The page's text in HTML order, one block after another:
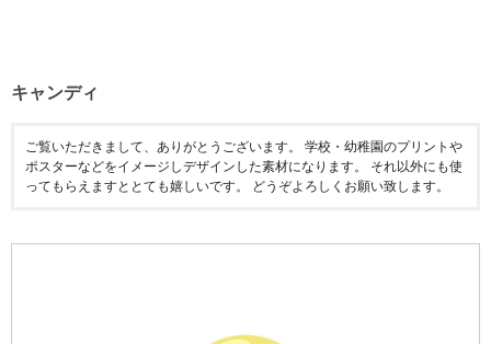
キャンディ
ご覧いただきまして、ありがとうございます。 学校・幼稚園のプリントや
ポスターなどをイメージしデザインした素材になります。 それ以外にも使
ってもらえますととても嬉しいです。 どうぞよろしくお願い致します。